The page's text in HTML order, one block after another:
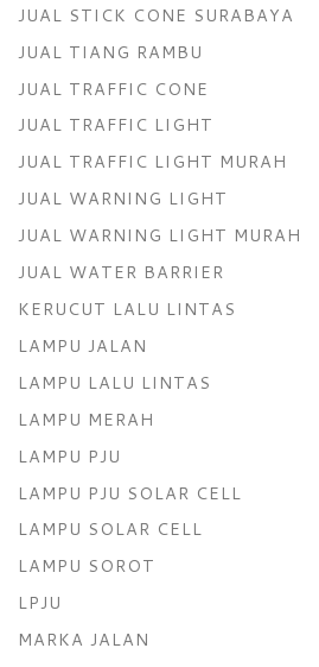
JUAL STICK CONE SURABAYA
JUAL TIANG RAMBU
JUAL TRAFFIC CONE
JUAL TRAFFIC LIGHT
JUAL TRAFFIC LIGHT MURAH
JUAL WARNING LIGHT
JUAL WARNING LIGHT MURAH
JUAL WATER BARRIER
KERUCUT LALU LINTAS
LAMPU JALAN
LAMPU LALU LINTAS
LAMPU MERAH
LAMPU PJU
LAMPU PJU SOLAR CELL
LAMPU SOLAR CELL
LAMPU SOROT
LPJU
MARKA JALAN